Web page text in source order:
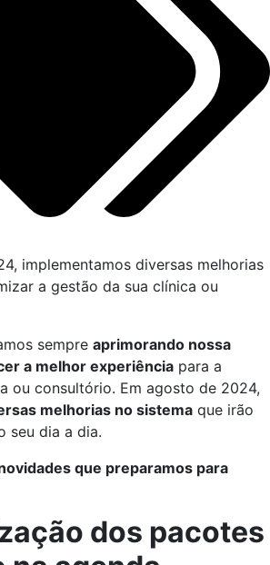
sempre aprimorando nossa
a melhor experiência para a
ou consultório. Em agosto de 2024,
melhorias no sistema que irão
seu dia a dia.
que preparamos para
dos pacotes